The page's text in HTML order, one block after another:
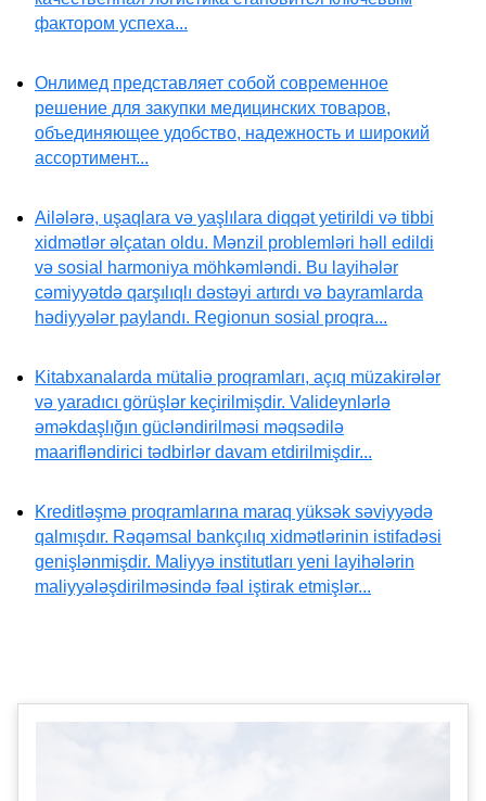
фактором успеха...
Онлимед представляет собой современное
решение для закупки медицинских товаров,
объединяющее удобство, надежность и широкий
ассортимент...
Ailələrə, uşaqlara və yaşlılara diqqət yetirildi və tibbi
xidmətlər əlçatan oldu. Mənzil problemləri həll edildi
və sosial harmoniya möhkəmləndi. Bu layihələr
cəmiyyətdə qarşılıqlı dəstəyi artırdı və bayramlarda
hədiyyələr paylandı. Regionun sosial proqra...
Kitabxanalarda mütaliə proqramları, açıq müzakirələr
və yaradıcı görüşlər keçirilmişdir. Valideynlərlə
əməkdaşlığın gücləndirilməsi məqsədilə
maarifləndirici tədbirlər davam etdirilmişdir...
Kreditləşmə proqramlarına maraq yüksək səviyyədə
qalmışdır. Rəqəmsal bankçılıq xidmətlərinin istifadəsi
genişlənmişdir. Maliyyə institutları yeni layihələrin
maliyyələşdirilməsində fəal iştirak etmişlər...